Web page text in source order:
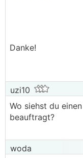
Danke!
uzi10
Wo siehst du
beauftragt?
woda